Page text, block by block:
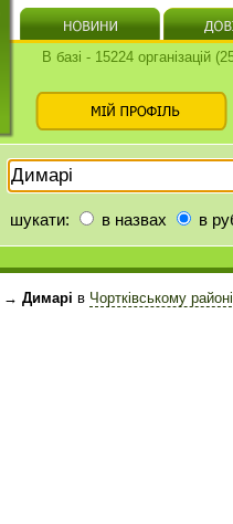
В базі - 15224 організацій
шукати: в назвах в
→ Димарі в Чортківському